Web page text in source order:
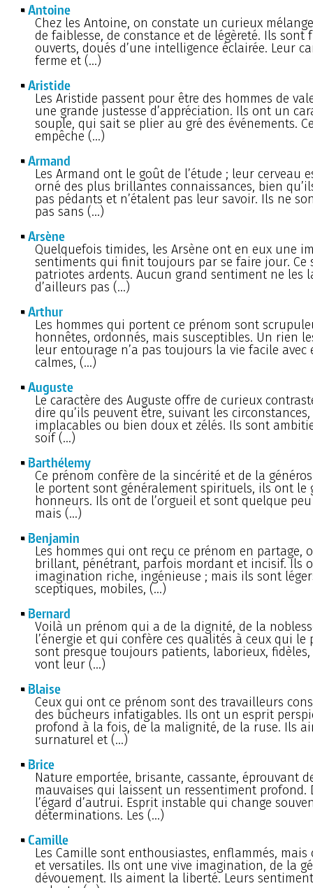
Antoine
Chez les Antoine, on constate un curieux
de faiblesse, de constance et de légèreté. Ils sont
ouverts, doués d’une intelligence éclairée. Leur
ferme et (…)
Aristide
Les Aristide passent pour être des hommes de
une grande justesse d’appréciation. Ils ont un
souple, qui sait se plier au gré des événements.
empêche (…)
Armand
Les Armand ont le goût de l’étude ; leur cerveau
orné des plus brillantes connaissances, bien
pas pédants et n’étalent pas leur savoir. Ils ne
pas sans (…)
Arsène
Quelquefois timides, les Arsène ont en eux une
sentiments qui finit toujours par se faire jour. Ce
patriotes ardents. Aucun grand sentiment ne les
d’ailleurs pas (…)
Arthur
Les hommes qui portent ce prénom sont
honnêtes, ordonnés, mais susceptibles. Un rien
leur entourage n’a pas toujours la vie facile avec
calmes, (…)
Auguste
Le caractère des Auguste offre de curieux
dire qu’ils peuvent être, suivant les circonstances,
implacables ou bien doux et zélés. Ils sont
soif (…)
Barthélemy
Ce prénom confère de la sincérité et de la
le portent sont généralement spirituels, ils ont le
honneurs. Ils ont de l’orgueil et sont quelque
mais (…)
Benjamin
Les hommes qui ont reçu ce prénom en partage,
brillant, pénétrant, parfois mordant et incisif. Ils
imagination riche, ingénieuse ; mais ils sont
sceptiques, mobiles, (…)
Bernard
Voilà un prénom qui a de la dignité, de la
l’énergie et qui confère ces qualités à ceux qui le
sont presque toujours patients, laborieux,
vont leur (…)
Blaise
Ceux qui ont ce prénom sont des travailleurs
des bûcheurs infatigables. Ils ont un esprit
profond à la fois, de la malignité, de la ruse. Ils
surnaturel et (…)
Brice
Nature emportée, brisante, cassante, éprouvant
mauvaises qui laissent un ressentiment profond.
l’égard d’autrui. Esprit instable qui change
déterminations. Les (…)
Camille
Les Camille sont enthousiastes, enflammés, mais
et versatiles. Ils ont une vive imagination, de la
dévouement. Ils aiment la liberté. Leurs